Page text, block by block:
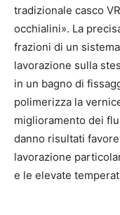
tradizionale casco
occhialini». La
frazioni di un
lavorazione sulla
in un bagno di
polimerizza la
miglioramento dei
danno risultati
lavorazione
e le elevate